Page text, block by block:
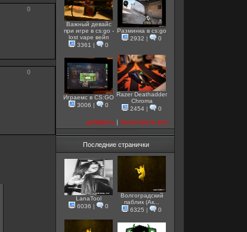
0
0
Важный девайс
при игре в cs:go -
lost vape вейп
3361
0
Разминка в cs:go
2932
0
Играемс в CS:GO
3006
0
Razer Deathadder
Chroma
2454
0
добавить посмотреть все
Последние странички
LanaTool
6036
0
Волгоградский
паблик (Ак...
6325
0